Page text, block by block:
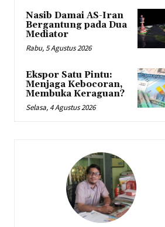
Nasib Damai AS-Iran
Bergantung pada Dua
Mediator
Rabu, 5 Agustus 2026
Ekspor Satu Pintu:
Menjaga Kebocoran,
Membuka Keraguan?
Selasa, 4 Agustus 2026